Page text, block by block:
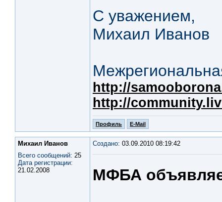
С уважением,
Михаил Иванов
http://
http://
Профиль E-Mail
Михаил Иванов
Всего сообщений: 25
Дата регистрации:
21.02.2008
Создано: 03.09.2010 08:19:42
МФБА